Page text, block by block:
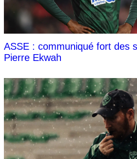
ASSE : communiqué fort des
Pierre Ekwah